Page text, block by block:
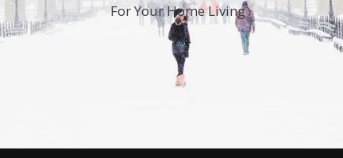
For Your Home Living